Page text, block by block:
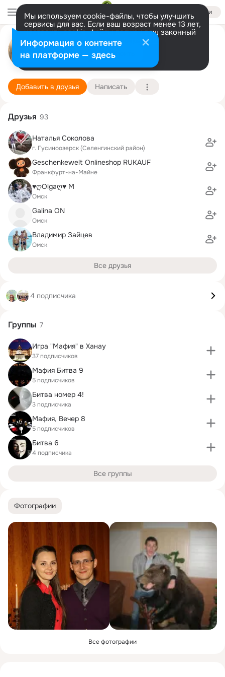
Войти
Мы используем cookie-файлы, чтобы улучшить
сервисы для вас. Если ваш возраст менее 13 лет,
настроить cookie-файлы должен ваш законный
представитель. Больше информации
Разрешить все Настроить
Евгений Б
Франкфурт-на-Майне
Подробнее
Добавить в друзья Написать
Фотографии
Все фотографии
Друзья 93
Наталья Соколова
г. Гусиноозерск (Селенгинский район)
Geschenkewelt Onlineshop RUKAUF
Франкфурт-на-Майне
♥ღOlgaღ♥ М
Омск
Galina ON
Омск
Владимир Зайцев
Омск
Все друзья
4 подписчика
Группы 7
Игра "Мафия" в Ханау
37 подписчиков
Мафия Битва 9
5 подписчиков
Битва номер 4!
3 подписчика
Мафия, Вечер 8
5 подписчиков
Битва 6
4 подписчика
Все группы
Информация о контенте
на платформе — здесь